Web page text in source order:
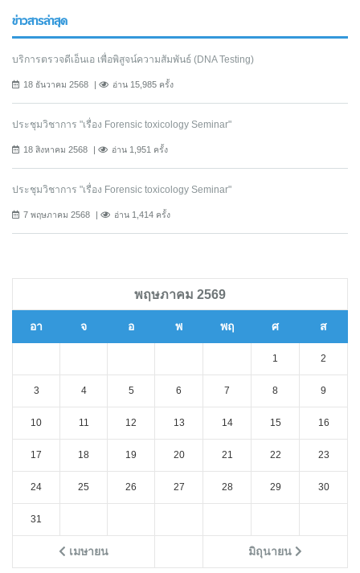
ข่าวสารล่าสุด
บริการตรวจดีเอ็นเอ เพื่อพิสูจน์ความสัมพันธ์ (DNA Testing)
18 ธันวาคม 2568 อ่าน 15,985 ครั้ง
ประชุมวิชาการ "เรื่อง Forensic toxicology Seminar"
18 สิงหาคม 2568 อ่าน 1,951 ครั้ง
ประชุมวิชาการ "เรื่อง Forensic toxicology Seminar"
7 พฤษภาคม 2568 อ่าน 1,414 ครั้ง
พฤษภาคม 2569
อา จ อ พ พฤ ศ ส
เมษายน มิถุนายน
1 2
3 4 5 6 7 8 9
10 11 12 13 14 15 16
17 18 19 20 21 22 23
24 25 26 27 28 29 30
31